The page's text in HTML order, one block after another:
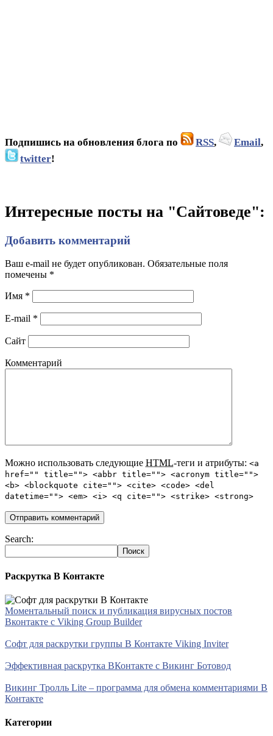
Подпишись на обновления блога по RSS, Email,
twitter!
Интересные посты на "Сайтоведе":
Добавить комментарий
Ваш e-mail не будет опубликован. Обязательные поля
помечены *
Имя *
E-mail *
Сайт
Комментарий
Можно использовать следующие HTML-теги и атрибуты: <a
href="" title=""> <abbr title=""> <acronym title="">
<b> <blockquote cite=""> <cite> <code> <del
datetime=""> <em> <i> <q cite=""> <strike> <strong>
Search:
Раскрутка В Контакте
Моментальный поиск и публикация вирусных постов
Вконтакте с Viking Group Builder
Софт для раскрутки группы В Контакте Viking Inviter
Эффективная раскрутка ВКонтакте с Викинг Ботовод
Викинг Тролль Lite – программа для обмена комментариями В
Контакте
Категории